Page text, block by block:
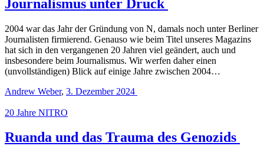
Journalismus unter Druck
2004 war das Jahr der Gründung von N, damals noch unter Berliner
Journalisten firmierend. Genauso wie beim Titel unseres Magazins
hat sich in den vergangenen 20 Jahren viel geändert, auch und
insbesondere beim Journalismus. Wir werfen daher einen
(unvollständigen) Blick auf einige Jahre zwischen 2004…
Andrew Weber, 3. Dezember 2024
20 Jahre NITRO
Ruanda und das Trauma des Genozids